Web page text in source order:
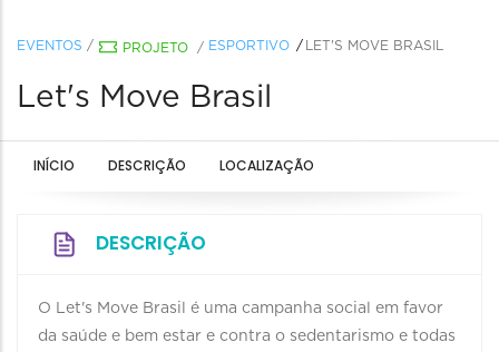
EVENTOS / PROJETO / ESPORTIVO LET'S MOVE BRASIL
Let's Move Brasil
INÍCIO DESCRIÇÃO LOCALIZAÇÃO
DESCRIÇÃO
O Let's Move Brasil é uma campanha social em favor
da saúde e bem estar e contra o sedentarismo e todas